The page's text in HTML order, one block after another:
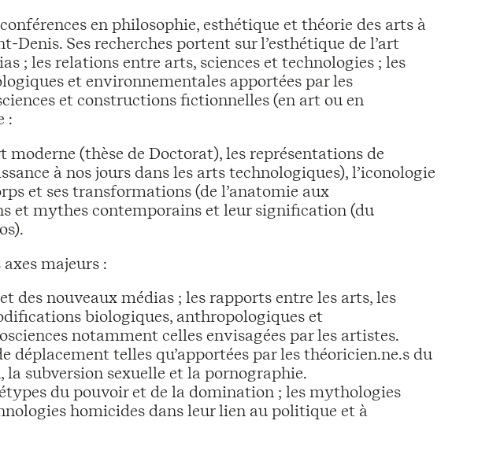
en philosophie, esthétique et théorie des arts à
Denis. Ses recherches portent sur l’esthétique de l’art
; les relations entre arts, sciences et technologies ; les
et environnementales apportées par les
et constructions fictionnelles (en art ou en
:
moderne (thèse de Doctorat), les représentations de
à nos jours dans les arts technologiques), l’iconologie
et ses transformations (de l’anatomie aux
et mythes contemporains et leur signification (du
majeurs :
des nouveaux médias ; les rapports entre les arts, les
biologiques, anthropologiques et
notamment celles envisagées par les artistes.
déplacement telles qu’apportées par les théoricien.ne.s du
subversion sexuelle et la pornographie.
du pouvoir et de la domination ; les mythologies
homicides dans leur lien au politique et à